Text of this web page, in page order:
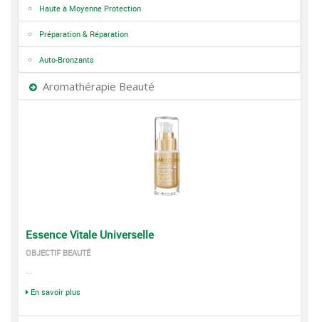
Haute à Moyenne Protection
Préparation & Réparation
Auto-Bronzants
Aromathérapie Beauté
Essence Vitale Universelle
OBJECTIF BEAUTÉ
...
En savoir plus